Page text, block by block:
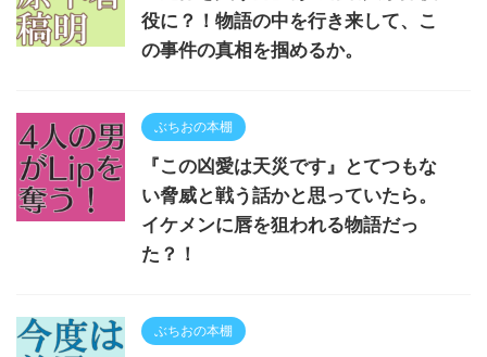
役に？！物語の中を行き来して、こ
の事件の真相を掴めるか。
ぶちおの本棚
『この凶愛は天災です』とてつもな
い脅威と戦う話かと思っていたら。
イケメンに唇を狙われる物語だっ
た？！
ぶちおの本棚